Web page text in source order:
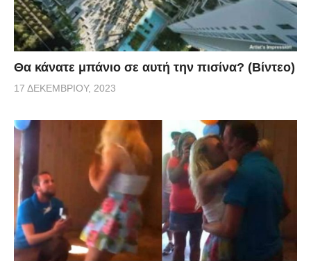
Θα κάνατε μπάνιο σε αυτή την πισίνα? (Βίντεο)
17 ΔΕΚΕΜΒΡΊΟΥ, 2023